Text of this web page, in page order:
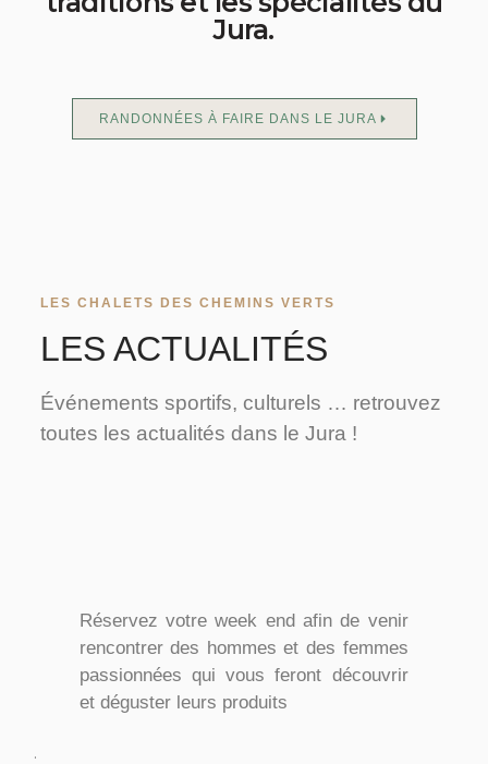
Jura.
RANDONNÉES À FAIRE DANS LE JURA
LES CHALETS DES CHEMINS VERTS
LES ACTUALITÉS
Événements sportifs, culturels … retrouvez
toutes les actualités dans le Jura !
Réservez votre week end afin de venir
rencontrer des hommes et des femmes
passionnées qui vous feront découvrir
et déguster leurs produits
.